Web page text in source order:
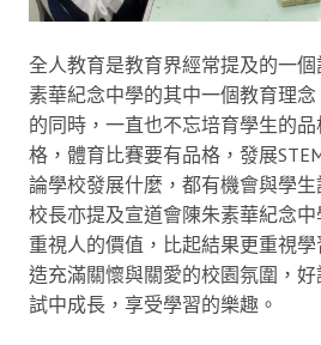
全人教育是教育界經常提及的一
素華紀念中學的其中一個教育理
的同時，一直也不忘培育學生的
格，體育比賽要有品格，發展
論學校發展什麼，都有機會與學
校長亦提及宣道會陳朱素華紀念中
重視人的價值，比起結果更重視
造充滿關懷與關愛的校園氛圍，
試中成長，享受學習的樂趣。